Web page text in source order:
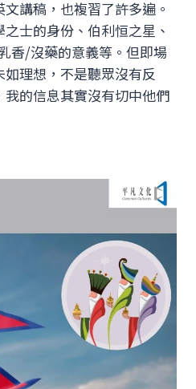
講稿，也複習了許多遍。
士的身份、伯利恒之星、
香/沒藥的意義等。但即場
理想，不是聽眾沒有反
的信息其實沒有切中他們